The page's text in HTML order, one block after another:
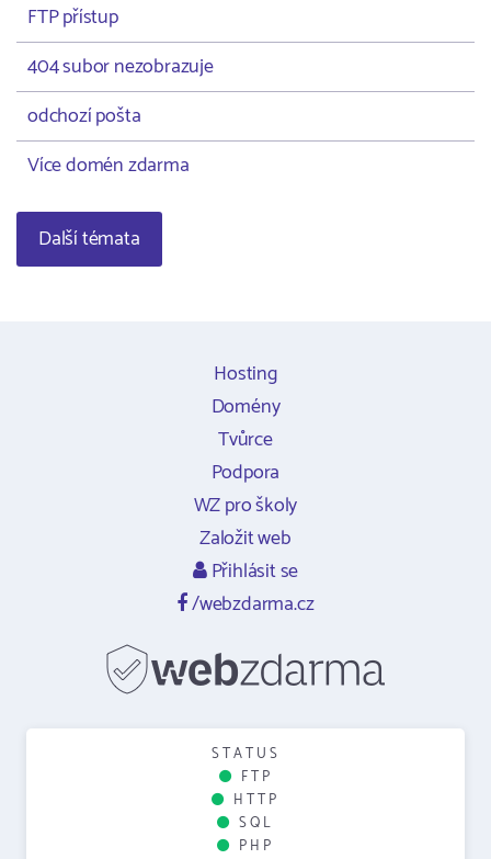
FTP přístup
404 subor nezobrazuje
odchozí pošta
Více domén zdarma
Další témata
Hosting
Domény
Tvůrce
Podpora
WZ pro školy
Založit web
Přihlásit se
/webzdarma.cz
STATUS
FTP
HTTP
SQL
PHP